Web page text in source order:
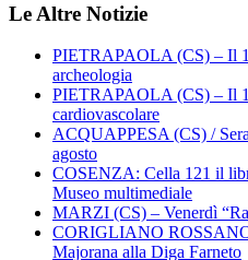
Le Altre Notizie
PIETRAPAOLA (CS) – Il
archeologia
PIETRAPAOLA (CS) – Il
cardiovascolare
ACQUAPPESA (CS) /
agosto
COSENZA: Cella 121 il
Museo multimediale
MARZI (CS) – Venerdì
CORIGLIANO
Majorana alla Diga Farneto